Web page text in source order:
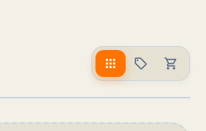
apps sell shopping_cart